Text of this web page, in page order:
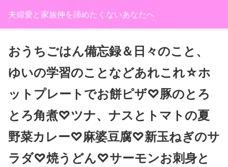
夫婦愛と家族仲を諦めたくないあなたへ
おうちごはん備忘録＆日々のこと、
ゆいの学習のことなどあれこれ☆ホ
ットプレートでお餅ピザ♡豚のとろ
とろ角煮♡ツナ、ナスとトマトの夏
野菜カレー♡麻婆豆腐♡新玉ねぎのサ
ラダ♡焼うどん♡サーモンお刺身と